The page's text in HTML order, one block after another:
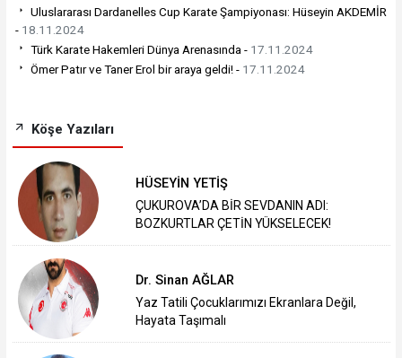
Uluslararası Dardanelles Cup Karate Şampiyonası: Hüseyin AKDEMİR
- 18.11.2024
Türk Karate Hakemleri Dünya Arenasında - 17.11.2024
Ömer Patır ve Taner Erol bir araya geldi! - 17.11.2024
Köşe Yazıları
HÜSEYİN YETİŞ
ÇUKUROVA’DA BİR SEVDANIN ADI:
BOZKURTLAR ÇETİN YÜKSELECEK!
Dr. Sinan AĞLAR
Yaz Tatili Çocuklarımızı Ekranlara Değil,
Hayata Taşımalı